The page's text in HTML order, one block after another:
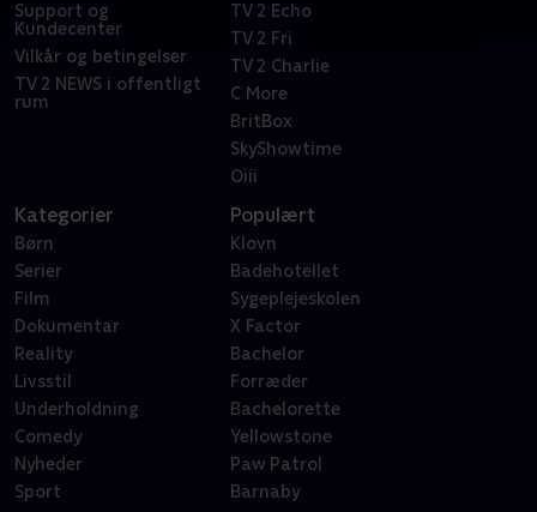
Support og
Kundecenter
Vilkår og betingelser
TV 2 NEWS i offentligt
rum
TV 2 Echo
TV 2 Fri
TV 2 Charlie
C More
BritBox
SkyShowtime
Oiii
Kategorier
Børn
Serier
Film
Dokumentar
Reality
Livsstil
Underholdning
Comedy
Nyheder
Sport
Populært
Klovn
Badehotellet
Sygeplejeskolen
X Factor
Bachelor
Forræder
Bachelorette
Yellowstone
Paw Patrol
Barnaby